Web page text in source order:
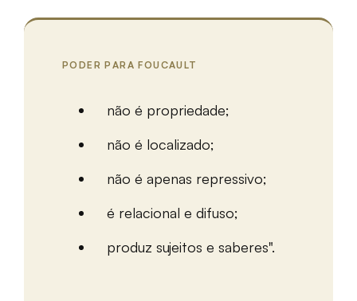
PODER PARA FOUCAULT
não é propriedade;
não é localizado;
não é apenas repressivo;
é relacional e difuso;
produz sujeitos e saberes".